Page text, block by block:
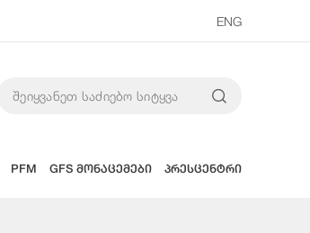
ENG
PFM GFS მონაცემები პრესცენტრი